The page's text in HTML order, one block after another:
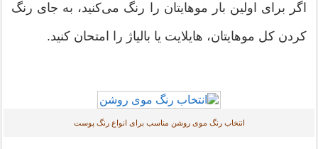
اگر برای اولین بار موهایتان را رنگ می‌کنید، به جای رنگ
کردن کل موهایتان، هایلایت یا بالیاژ را امتحان کنید.
انتخاب رنگ موی روشن مناسب برای انواع رنگ پوست